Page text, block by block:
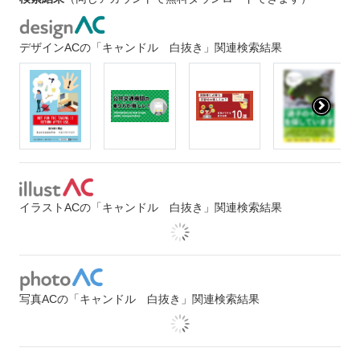
デザインACの「キャンドル 白抜き」関連検索結果
イラストACの「キャンドル 白抜き」関連検索結果
写真ACの「キャンドル 白抜き」関連検索結果